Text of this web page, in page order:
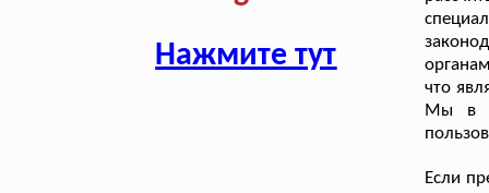
Нажмите тут
что
Мы в
Если